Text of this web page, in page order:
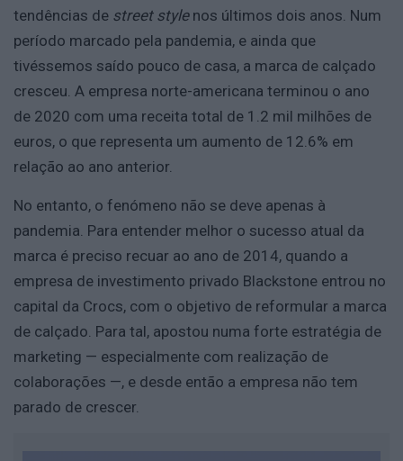
tendências de street stylenos últimos dois anos. Num
período marcado pela pandemia, e ainda que
tivéssemos saído pouco de casa, a marca de calçado
cresceu. A empresa norte-americana terminou o ano
de 2020 com uma receita total de 1.2 mil milhões de
euros, o que representa um aumento de 12.6% em
relação ao ano anterior.
No entanto, o fenómeno não se deve apenas à
pandemia. Para entender melhor o sucesso atual da
marca é preciso recuar ao ano de 2014, quando a
empresa de investimento privado Blackstone entrou no
capital da Crocs, com o objetivo de reformular a marca
de calçado. Para tal, apostou numa forte estratégia de
marketing — especialmente com realização de
colaborações —, e desde então a empresa não tem
parado de crescer.